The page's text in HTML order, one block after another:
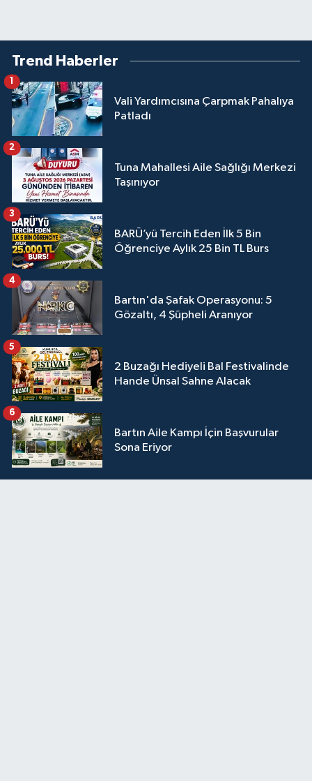
Trend Haberler
Vali Yardımcısına Çarpmak Pahalıya
Patladı
1
Tuna Mahallesi Aile Sağlığı Merkezi
Taşınıyor
2
BARÜ’yü Tercih Eden İlk 5 Bin
Öğrenciye Aylık 25 Bin TL Burs
3
Bartın'da Şafak Operasyonu: 5
Gözaltı, 4 Şüpheli Aranıyor
4
2 Buzağı Hediyeli Bal Festivalinde
Hande Ünsal Sahne Alacak
5
Bartın Aile Kampı İçin Başvurular
Sona Eriyor
6